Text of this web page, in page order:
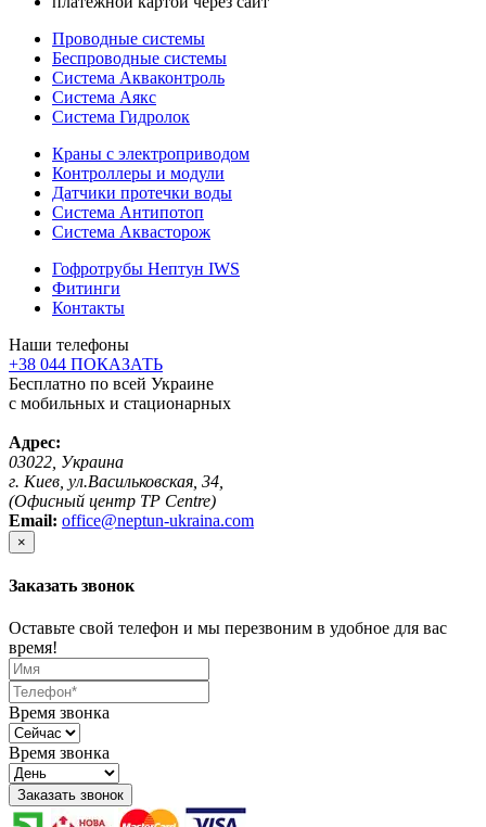
Проводные системы
Беспроводные системы
Система Акваконтроль
Система Аякс
Система Гидролок
Краны с электроприводом
Контроллеры и модули
Датчики протечки воды
Система Антипотоп
Система Аквасторож
Гофротрубы Нептун IWS
Фитинги
Контакты
Наши телефоны
+38 044 ПОКАЗАТЬ
Бесплатно по всей Украине
с мобильных и стационарных
Адрес:
03022, Украина
г. Киев, ул.Васильковская, 34,
(Офисный центр TP Centre)
Email: office@neptun-ukraina.com
×
Заказать звонок
Оставьте свой телефон и мы перезвоним в удобное для вас
время!
Время звонка
Время звонка
Заказать звонок